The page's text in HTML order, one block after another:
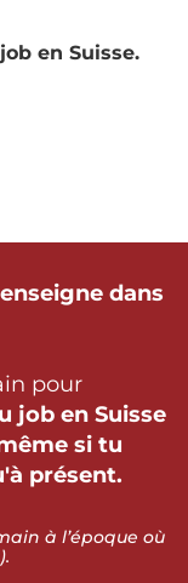
en Suisse.
dans
pour
job en Suisse
si tu
présent.
à l’époque où